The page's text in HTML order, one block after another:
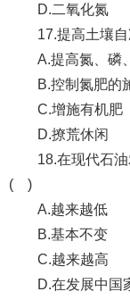
D.二氧化氮
17.提高土壤
A.提高氮、磷
B.控制氮肥的
C.增施有机肥
D.撩荒休闲
18.在现代石
( )
A.越来越低
B.基本不变
C.越来越高
D.在发展中国